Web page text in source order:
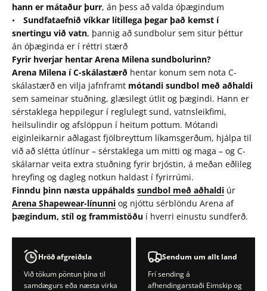
hann er mátaður þurr, án þess að valda óþægindum
• Sundfataefnið víkkar lítillega þegar það kemst í
snertingu við vatn, þannig að sundbolur sem situr þéttur
án óþæginda er í réttri stærð
Fyrir hverjar hentar Arena Milena sundbolurinn?
Arena Milena í C-skálastærð hentar konum sem nota C-
skálastærð en vilja jafnframt mótandi sundbol með aðhaldi
sem sameinar stuðning, glæsilegt útlit og þægindi. Hann er
sérstaklega heppilegur í reglulegt sund, vatnsleikfimi,
heilsulindir og afslöppun í heitum pottum. Mótandi
eiginleikarnir aðlagast fjölbreyttum líkamsgerðum, hjálpa til
við að slétta útlínur – sérstaklega um mitti og maga – og C-
skálarnar veita extra stuðning fyrir brjóstin, á meðan eðlileg
hreyfing og dagleg notkun haldast í fyrirrúmi.
Finndu þinn næsta uppáhalds sundbol með aðhaldi úr
Arena Shapewear-línunni og njóttu sérblöndu Arena af
þægindum, stíl og frammistöðu í hverri einustu sundferð.
Hröð afgreiðsla
Við tökum pöntun þína til
samdægurs eða næsta virka
Sendum um allt land
Frí sending á
afhendingarstaði Eimskip og